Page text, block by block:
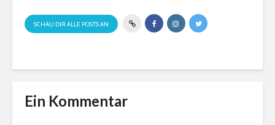
SCHAU DIR ALLE POSTS AN
Ein Kommentar